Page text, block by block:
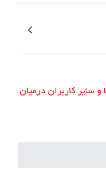
سایر کاربران درمیان